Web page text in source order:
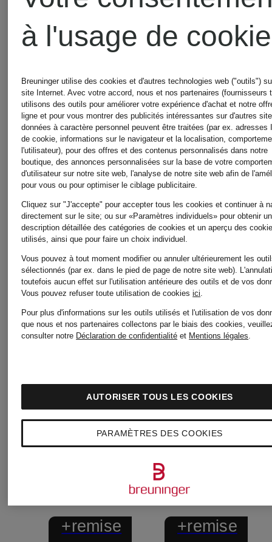
: 26 cm
179,99 €
Meilleur prix:
152,99 €
Initialement:
245 €
+remise
+remise
à l'usage de
Breuninger utilise des cookies et d'autres technologies web ("outils")
site Internet. Avec votre accord, nous et nos partenaires (fournisseurs
utilisons des outils pour améliorer votre expérience d'achat et notre
ligne et pour vous montrer des publicités intéressantes sur d'autres
données à caractère personnel peuvent être traitées (par ex. adresses
de cookie, informations sur le navigateur et la localisation,
l'utilisateur), pour des offres et des contenus personnalisés dans notre
boutique, des annonces personnalisées sur la base de votre
d'utilisateur sur notre site web, l'analyse de notre site web afin de
pour vous ou pour optimiser le ciblage publicitaire.
Cliquez sur "J'accepte" pour accepter tous les cookies et continuer à
directement sur le site; ou sur «Paramètres individuels» pour obtenir
description détaillée des catégories de cookies et un aperçu des
utilisés, ainsi que pour faire un choix individuel.
Vous pouvez à tout moment modifier ou annuler ultérieurement les
sélectionnés (par ex. dans le pied de page de notre site web).
toutefois aucun effet sur l'utilisation antérieure des outils et de vos
Vous pouvez refuser toute utilisation de cookiesici.
Pour plus d'informations sur les outils utilisés et l'utilisation de vos
que nous et nos partenaires collectons par le biais des cookies,
consulter notre Déclaration de confidentialité et Mentions légales.
PARAMÈTRES DES COOKIES
AUTORISER TOUS LES COOKIES